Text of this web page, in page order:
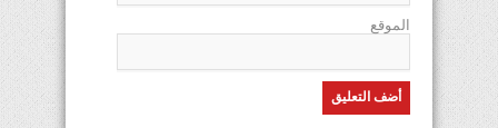
الموقع